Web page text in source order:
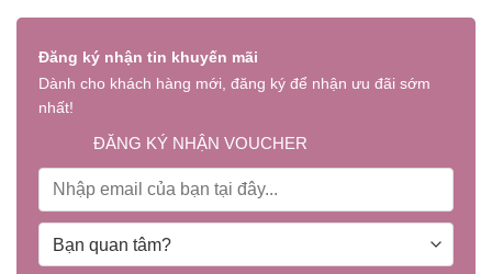
Đăng ký nhận tin khuyến mãi
Dành cho khách hàng mới, đăng ký để nhận ưu đãi sớm
nhất!
ĐĂNG KÝ NHẬN VOUCHER